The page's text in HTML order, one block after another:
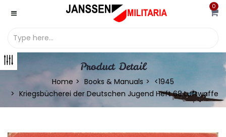
0
Product Detail
Home Books & Manuals
<1945
Kriegsbücherei der Deutschen Jugend Heft 68 Luftwaffe